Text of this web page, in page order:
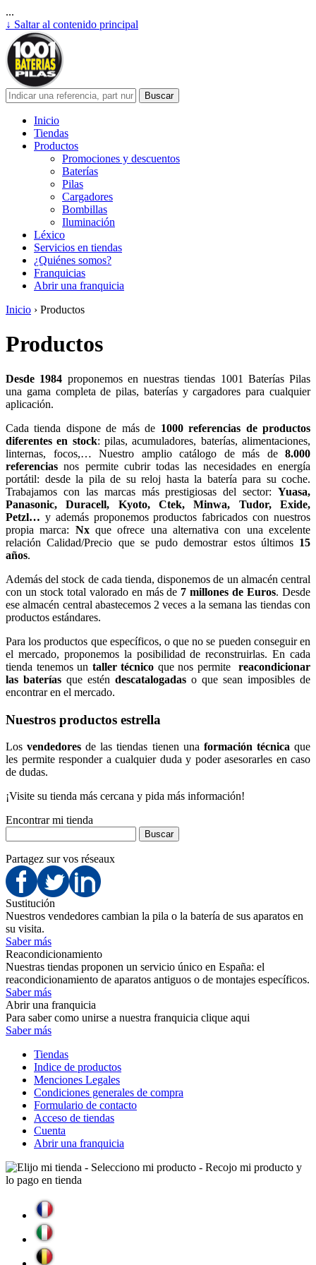
...
↓ Saltar al contenido principal
Inicio
Tiendas
Productos
Promociones y descuentos
Baterías
Pilas
Cargadores
Bombillas
Iluminación
Léxico
Servicios en tiendas
¿Quiénes somos?
Franquicias
Abrir una franquicia
Inicio › Productos
Productos
Desde 1984 proponemos en nuestras tiendas 1001 Baterías Pilas
una gama completa de pilas, baterías y cargadores para cualquier
aplicación.
Cada tienda dispone de más de 1000 referencias de productos
diferentes en stock: pilas, acumuladores, baterías, alimentaciones,
linternas, focos,… Nuestro amplio catálogo de más de 8.000
referencias nos permite cubrir todas las necesidades en energía
portátil: desde la pila de su reloj hasta la batería para su coche.
Trabajamos con las marcas más prestigiosas del sector: Yuasa,
Panasonic, Duracell, Kyoto, Ctek, Minwa, Tudor, Exide,
Petzl… y además proponemos productos fabricados con nuestros
propia marca: Nxque ofrece una alternativa con una excelente
relación Calidad/Precio que se pudo demostrar estos últimos 15
años.
Además del stock de cada tienda, disponemos de un almacén central
con un stock total valorado en más de 7 millones de Euros. Desde
ese almacén central abastecemos 2 veces a la semana las tiendas con
productos estándares.
Para los productos que específicos, o que no se pueden conseguir en
el mercado, proponemos la posibilidad de reconstruirlas. En cada
tienda tenemos un taller técnico que nos permitereacondicionar
las baterías que estén descatalogadas o que sean imposibles de
encontrar en el mercado.
Nuestros productos estrella
Losvendedores de las tiendas tienen una formación técnica que
les permite responder a cualquier duda y poder asesorarles en caso
de dudas.
¡Visite su tienda más cercana y pida más información!
Encontrar mi tienda
Partagez sur vos réseaux
Sustitución
Nuestros vendedores cambian la pila o la batería de sus aparatos en
su visita.
Saber más
Reacondicionamiento
Nuestras tiendas proponen un servicio único en España: el
reacondicionamiento de aparatos antiguos o de montajes específicos.
Saber más
Abrir una franquicia
Para saber como unirse a nuestra franquicia clique aqui
Saber más
Tiendas
Indice de productos
Menciones Legales
Condiciones generales de compra
Formulario de contacto
Acceso de tiendas
Cuenta
Abrir una franquicia